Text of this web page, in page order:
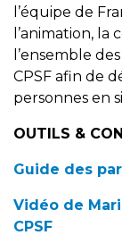
l’équipe de
l’animation,
l’ensemble
CPSF afin de
personnes en
OUTILS &
Guide des
Vidéo de
CPSF